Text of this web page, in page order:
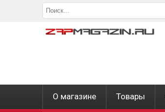
О магазине Товары